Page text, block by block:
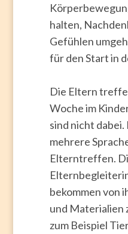
halten,
Gefühlen
für den Start in
Die Eltern
Woche im
sind nicht dabei.
mehrere
Elterntreffen.
bekommen von
und Materialien
zum Beispiel